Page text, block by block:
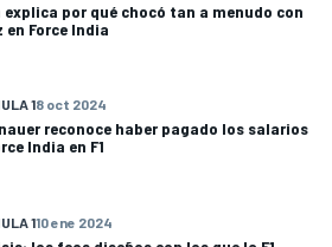
explica por qué chocó tan a menudo con
en Force India
18 oct 2024
reconoce haber pagado los salarios
India en F1
110 ene 2024